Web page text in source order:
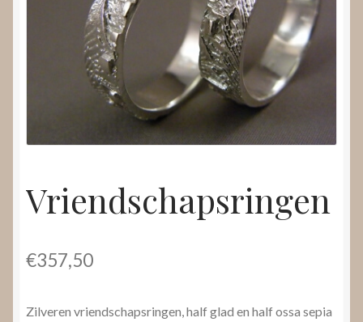
Submenu
uitvouwen
Vriendschapsringen
€357,50
Zilveren vriendschapsringen, half glad en half ossa sepia